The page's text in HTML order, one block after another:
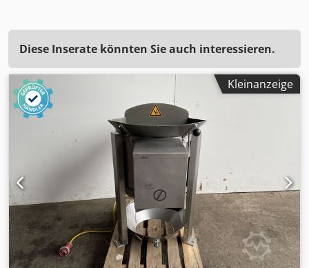
Diese Inserate könnten Sie auch interessieren.
Kleinanzeige